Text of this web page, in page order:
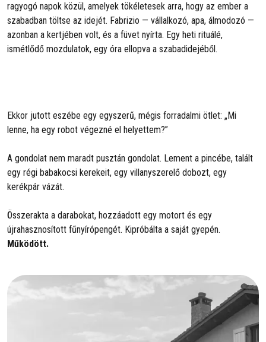
ragyogó napok közül, amelyek tökéletesek arra, hogy az ember a
szabadban töltse az idejét. Fabrizio — vállalkozó, apa, álmodozó —
azonban a kertjében volt, és a füvet nyírta. Egy heti rituálé,
ismétlődő mozdulatok, egy óra ellopva a szabadidejéből.
Ekkor jutott eszébe egy egyszerű, mégis forradalmi ötlet: „Mi
lenne, ha egy robot végezné el helyettem?”
A gondolat nem maradt pusztán gondolat. Lement a pincébe, talált
egy régi babakocsi kerekeit, egy villanyszerelő dobozt, egy
kerékpár vázát.
Összerakta a darabokat, hozzáadott egy motort és egy
újrahasznosított fűnyírópengét. Kipróbálta a saját gyepén.
Működött.